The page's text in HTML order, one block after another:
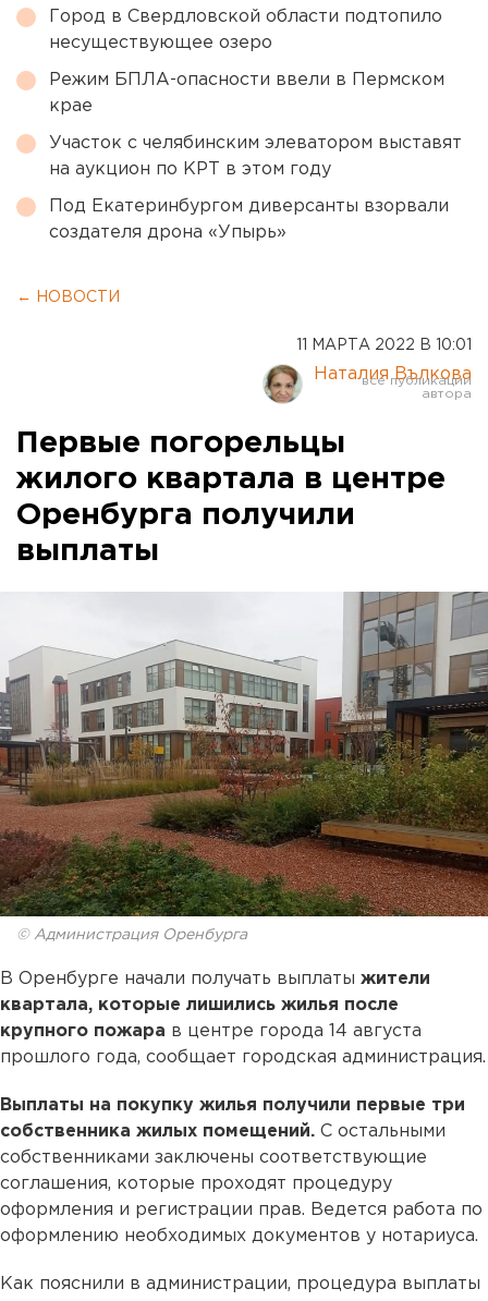
Город в Свердловской области подтопило
несуществующее озеро
Режим БПЛА-опасности ввели в Пермском
крае
Участок с челябинским элеватором выставят
на аукцион по КРТ в этом году
Под Екатеринбургом диверсанты взорвали
создателя дрона «Упырь»
← НОВОСТИ
11 МАРТА 2022 В 10:01
Наталия Вълкова
Первые погорельцы
жилого квартала в центре
Оренбурга получили
выплаты
© Администрация Оренбурга
В Оренбурге начали получать выплаты жители
квартала, которые лишились жилья после
крупного пожара в центре города 14 августа
прошлого года, сообщает городская администрация.
Выплаты на покупку жилья получили первые три
собственника жилых помещений. С остальными
собственниками заключены соответствующие
соглашения, которые проходят процедуру
оформления и регистрации прав. Ведется работа по
оформлению необходимых документов у нотариуса.
Как пояснили в администрации, процедура выплаты